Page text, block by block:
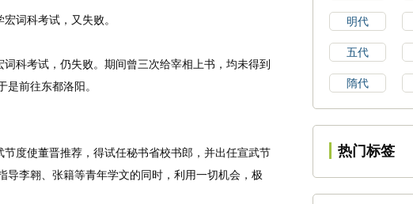
词科考试，又失败。
考试，仍失败。期间曾三次给宰相上书，均未得到
前往东都洛阳。
使董晋推荐，得试任秘书省校书郎，并出任宣武节
导李翱、张籍等青年学文的同时，利用一切机会，极
明代
五代
隋代
热门标签